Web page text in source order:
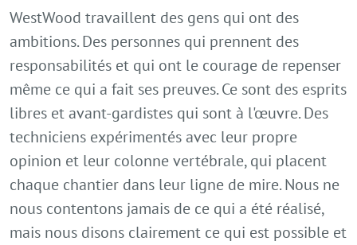
WestWood travaillent des gens qui ont des
ambitions. Des personnes qui prennent des
responsabilités et qui ont le courage de repenser
même ce qui a fait ses preuves. Ce sont des esprits
libres et avant-gardistes qui sont à l'œuvre. Des
techniciens expérimentés avec leur propre
opinion et leur colonne vertébrale, qui placent
chaque chantier dans leur ligne de mire. Nous ne
nous contentons jamais de ce qui a été réalisé,
mais nous disons clairement ce qui est possible et